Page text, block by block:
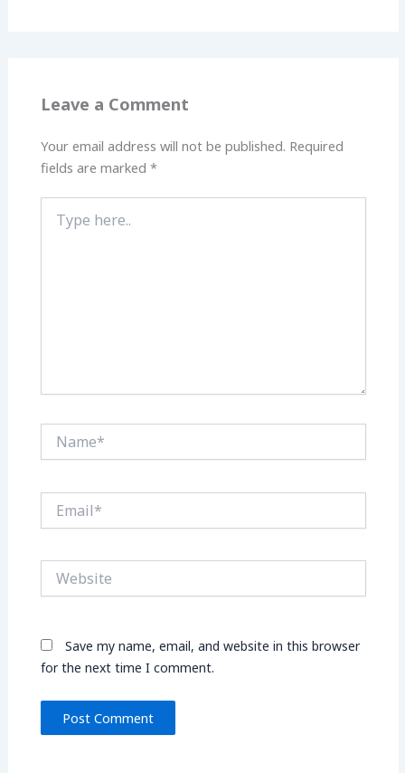
Leave a Comment
Your email address will not be published. Required
fields are marked*
here..
Save my name, email, and website in this browser
for the next time I comment.